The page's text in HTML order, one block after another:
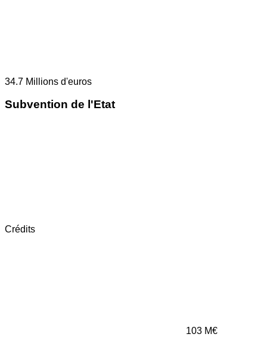
34.7 Millions d'euros
Subvention de l'Etat
Crédits
103 M€